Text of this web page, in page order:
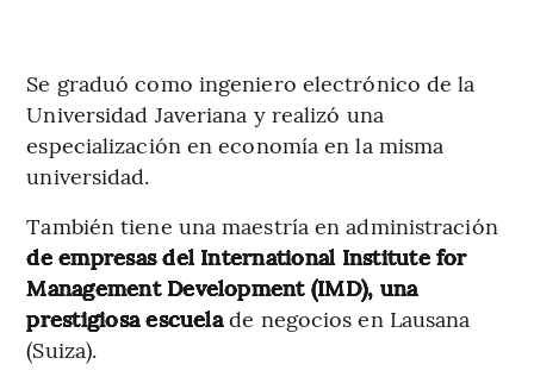
Se graduó como ingeniero electrónico de la
Universidad Javeriana y realizó una
especialización en economía en la misma
universidad.
También tiene una maestría en administración
de empresas del International Institute for
Management Development (IMD), una
prestigiosa escuelade negocios en Lausana
(Suiza).